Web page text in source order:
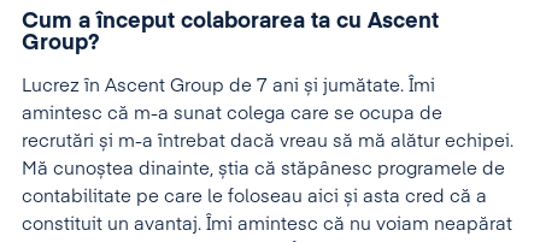
Cum a început colaborarea ta cu Ascent
Group?
Lucrez în Ascent Group de 7 ani și jumătate. Îmi
amintesc că m-a sunat colega care se ocupa de
recrutări și m-a întrebat dacă vreau să mă alătur echipei.
Mă cunoștea dinainte, știa că stăpânesc programele de
contabilitate pe care le foloseau aici și asta cred că a
constituit un avantaj. Îmi amintesc că nu voiam neapărat